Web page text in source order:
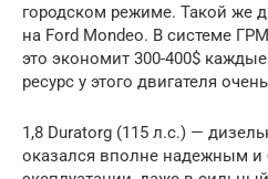
городском режиме. Такой же
на Ford Mondeo. В системе
это экономит 300-400$
ресурс у этого двигателя
1,8 Duratorg (115 л.с.) —
оказался вполне надежным